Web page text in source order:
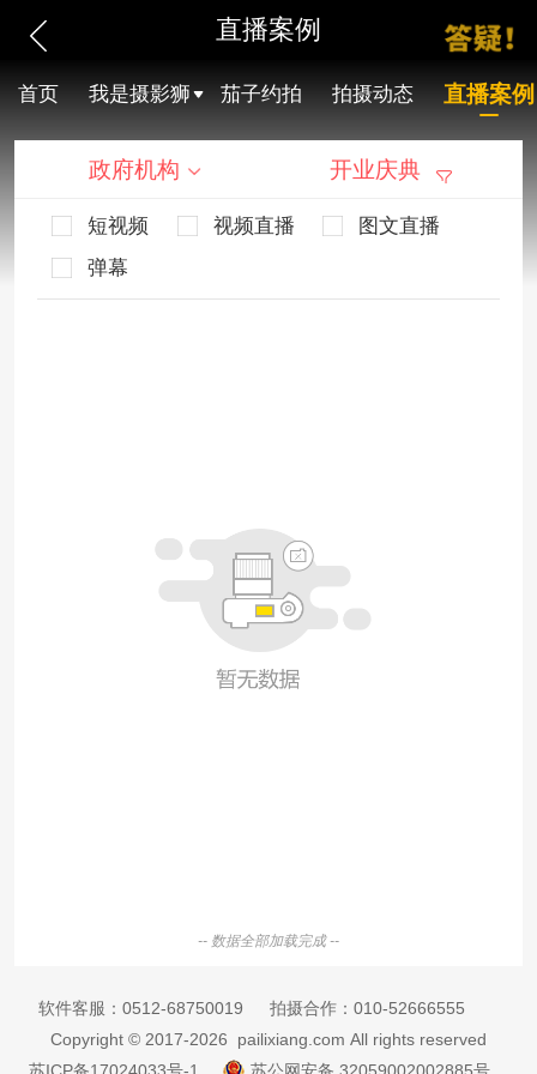
直播案例
首页 我是摄影狮 茄子约拍 拍摄动态 直播案例
政府机构 开业庆典
短视频 视频直播
图文直播
弹幕
-- 数据全部加载完成 --
软件客服： 0512-68750019 拍摄合作： 010-52666555
Copyright © 2017-2026 pailixiang.com All rights reserved
苏ICP备17024033号-1
苏公网安备 32059002002885号